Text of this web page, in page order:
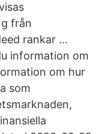
från
rankar …
information om
om hur
som